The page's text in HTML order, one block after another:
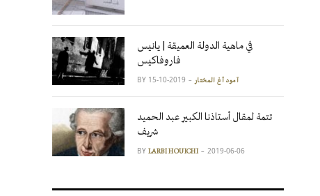
في ماهية الدولة العميقة | يانيس
فاروفاكيس
BY آمود أغ المختار 2019-10-15
تتمة لمقال أستاذنا الكبير عبد الحميد
شريف
BY LARBI HOUICHI 2019-06-06